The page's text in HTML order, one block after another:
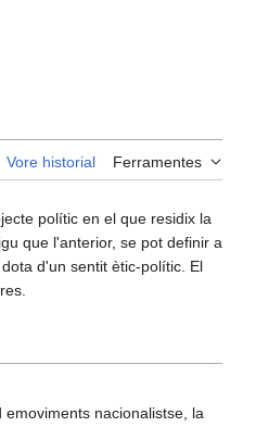
Vore historial Ferramentes
polític en el que residix la
que l'anterior, se pot definir a
d'un sentit ètic-polític. El
emoviments nacionalistse, la